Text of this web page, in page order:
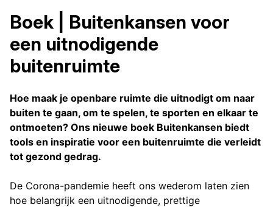
Boek | Buitenkansen voor
een uitnodigende
buitenruimte
Hoe maak je openbare ruimte die uitnodigt om naar
buiten te gaan, om te spelen, te sporten en elkaar te
ontmoeten? Ons nieuwe boek Buitenkansen biedt
tools en inspiratie voor een buitenruimte die verleidt
tot gezond gedrag.
De Corona-pandemie heeft ons wederom laten zien
hoe belangrijk een uitnodigende, prettige